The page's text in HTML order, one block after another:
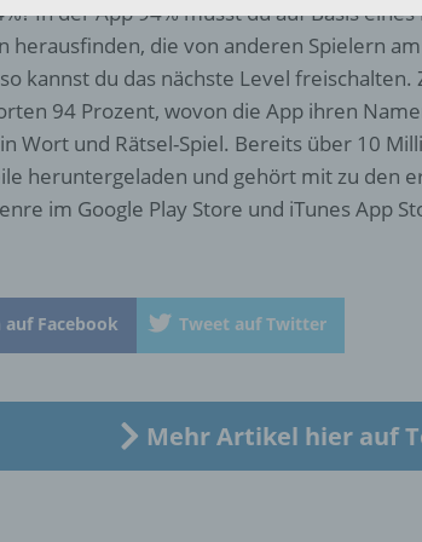
In der App 94% musst du auf Basis
herausfinden, die von anderen Spielern
kannst du das nächste Level
94 Prozent, wovon die App ihren
Wort und Rätsel-Spiel. Bereits über 10
heruntergeladen und gehört mit zu den
im Google Play Store und iTunes App
auf Facebook Tweet auf Twitter
Mehr Artikel hier auf
Person
Person, deren personenbezogene Daten von
Verantwortlichen verarbeitet werden.
Vorgang oder jede solche Vorgangsreihe im
mit personenbezogenen Daten wie das
die Organisation, das Ordnen, die
die Offenlegung durch Übermittlung,
Form der Bereitstellung, den Abgleich oder
die Einschränkung, das Löschen oder die